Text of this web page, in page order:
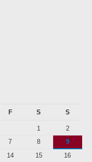
F S S
1
2
7 8
9
14 15 16